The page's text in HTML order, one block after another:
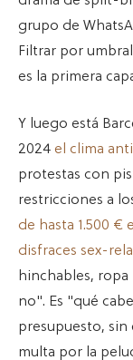
grupo de
Filtrar por
es la primera
Y luego está
2024 el clima
protestas con
restricciones a
de hasta 1.500 €
disfraces sex-
hinchables,
no". Es "qué
presupuesto, sin
multa por la